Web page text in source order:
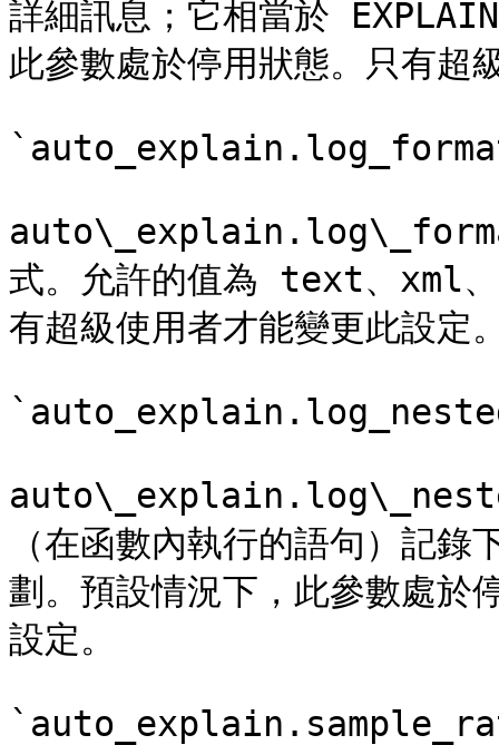
詳細訊息；它相當於
此參數處於停用狀態。只有超
式。允許的值為 text、xml
有超級使用者才能變更此設定
（在函數內執行的語句）記
劃。預設情況下，此參數處於
設定。